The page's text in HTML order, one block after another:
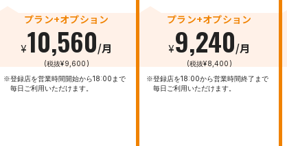
プラン+オプション
¥10,560/月
(税抜¥9,600)
※登録店を営業時間開始から18:00まで
毎日ご利用いただけます。
プラン+オプション
¥9,240/月
(税抜¥8,400)
※登録店を18:00から営業時間終了まで
毎日ご利用いただけます。